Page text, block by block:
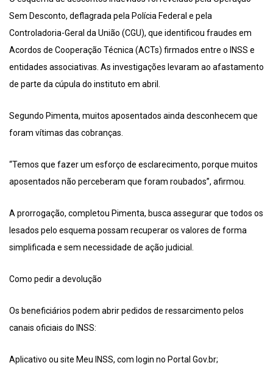
Sem Desconto, deflagrada pela Polícia Federal e pela
Controladoria-Geral da União (CGU), que identificou fraudes em
Acordos de Cooperação Técnica (ACTs) firmados entre o INSS e
entidades associativas. As investigações levaram ao afastamento
de parte da cúpula do instituto em abril.
Segundo Pimenta, muitos aposentados ainda desconhecem que
foram vítimas das cobranças.
“Temos que fazer um esforço de esclarecimento, porque muitos
aposentados não perceberam que foram roubados”, afirmou.
A prorrogação, completou Pimenta, busca assegurar que todos os
lesados pelo esquema possam recuperar os valores de forma
simplificada e sem necessidade de ação judicial.
Como pedir a devolução
Os beneficiários podem abrir pedidos de ressarcimento pelos
canais oficiais do INSS:
Aplicativo ou site Meu INSS, com login no Portal Gov.br;